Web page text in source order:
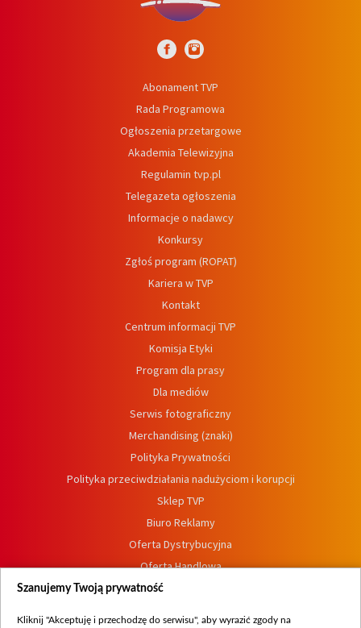
Abonament TVP
Rada Programowa
Ogłoszenia przetargowe
Akademia Telewizyjna
Regulamin tvp.pl
Telegazeta ogłoszenia
Informacje o nadawcy
Konkursy
Zgłoś program (ROPAT)
Kariera w TVP
Kontakt
Centrum informacji TVP
Komisja Etyki
Program dla prasy
Dla mediów
Serwis fotograficzny
Merchandising (znaki)
Polityka Prywatności
Polityka przeciwdziałania nadużyciom i korupcji
Sklep TVP
Biuro Reklamy
Oferta Dystrybucyjna
Oferta Handlowa
Dostępność
Szanujemy Twoją prywatność
Kliknij "Akceptuję i przechodzę do serwisu", aby wyrazić zgody na